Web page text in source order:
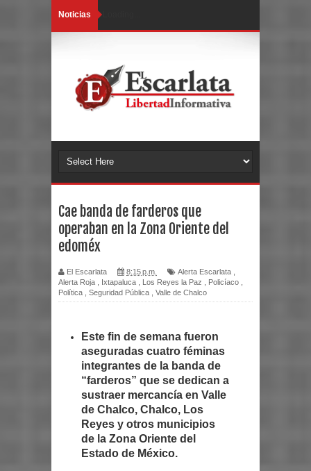
Noticias
Cae banda de farderos que
operaban en la Zona Oriente del
edoméx
El Escarlata 8:15 p.m. Alerta Escarlata
Alerta Roja
Ixtapaluca Los Reyes la Paz Policíaco
Política
Seguridad Pública Valle de Chalco
Este fin de semana fueron
aseguradas cuatro féminas
integrantes de la banda de
“farderos” que se dedican a
sustraer mercancía en Valle
de Chalco, Chalco, Los
Reyes y otros municipios
de la Zona Oriente del
Estado de México.